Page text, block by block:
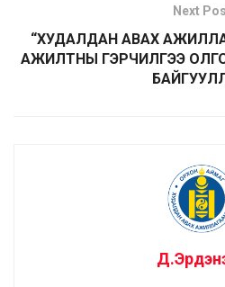
Next
“ХУДАЛДАН АВАХ
АЖИЛТНЫ ГЭРЧИЛГЭЭ